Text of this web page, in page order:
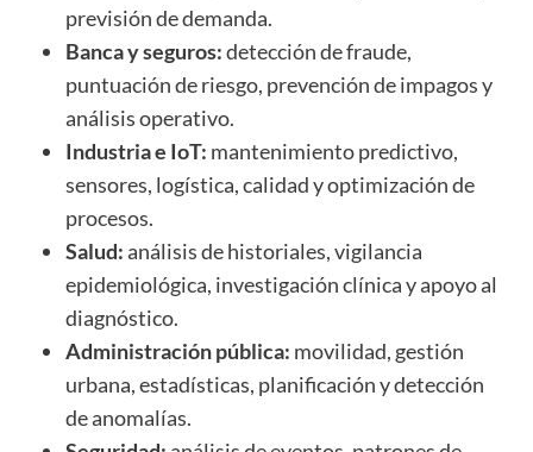
previsión de demanda.
Banca y seguros:detección de fraude,
puntuación de riesgo, prevención de impagos y
análisis operativo.
Industria e IoT: mantenimiento predictivo,
sensores, logística, calidad y optimización de
procesos.
Salud:análisis de historiales, vigilancia
epidemiológica, investigación clínica y apoyo al
diagnóstico.
Administración pública: movilidad, gestión
urbana, estadísticas, planificación y detección
de anomalías.